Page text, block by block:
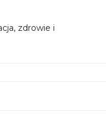
zdrowie i